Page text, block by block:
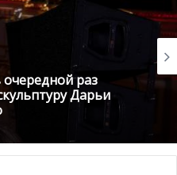
со скульптурами князя в
Art-Bre.
до 27 сентября с
раз
Дарьи